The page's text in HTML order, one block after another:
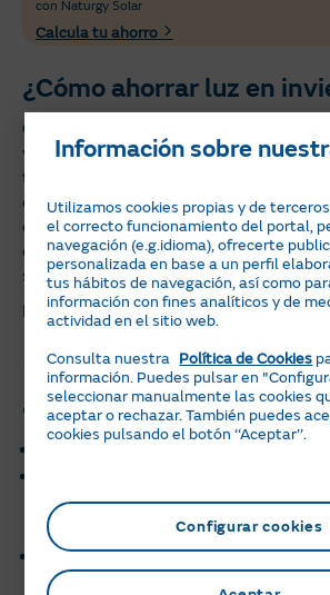
con Naturgy Solar
Calcula tu ahorro
¿Cómo ahorrar luz en
Con la llegada del invierno pasamos
y, además, recurrimos a la
temperatura sea confortable. Aunque
dificultar un poco el ahorro, no lo
clave para mantener la factura
que toda la familia se implique y
sus hábitos, sabiendoa qué hora es
Puedes poner en marcha los
Planifica tus
aprovechar las
hora de la noche o a primera hora
mismo con la secadora.
Si no te importa esperar, puedes
directamente el fin de semana,
Información sobre
Utilizamos cookies propias y de
el correcto funcionamiento del portal,
navegación (e.g.idioma), ofrecerte
personalizada en base a un perfil
tus hábitos de navegación, así como
información con fines analíticos y de
actividad en el sitio web.
Consulta nuestra Política de Cookies
información. Puedes pulsar en
seleccionar manualmente las cookies
aceptar o rechazar. También puedes
cookies pulsando el botón ‘‘Aceptar’’.
Configurar cookies